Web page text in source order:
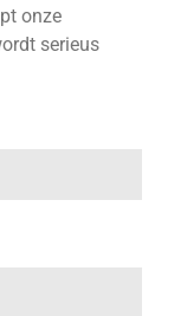
onze
serieus